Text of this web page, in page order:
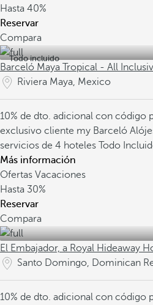
Hasta 40%
Reservar
Compara
Todo incluido
Barceló Maya Tropical - All
Riviera Maya, Mexico
10% de dto. adicional con código
exclusivo cliente my Barceló
servicios de 4 hoteles Todo
Más información
Ofertas Vacaciones
Hasta 30%
Reservar
Compara
El Embajador, a Royal Hideaway
Santo Domingo, Dominican
10% de dto. adicional con código